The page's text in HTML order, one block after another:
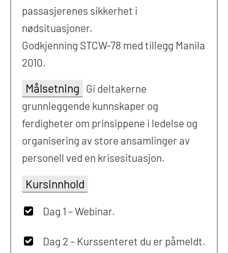
passasjerenes sikkerhet i
nødsituasjoner.
Godkjenning STCW-78 med tillegg Manila
2010.
Målsetning Gi deltakerne
grunnleggende kunnskaper og
ferdigheter om prinsippene i ledelse og
organisering av store ansamlinger av
personell ved en krisesituasjon.
Kursinnhold
Dag 1 – Webinar.
Dag 2 – Kurssenteret du er påmeldt.